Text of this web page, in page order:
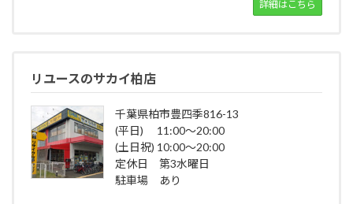
詳細はこちら
リユースのサカイ柏店
千葉県柏市豊四季816-13
(平日) 11:00～20:00
(土日祝) 10:00～20:00
定休日 第3水曜日
駐車場 あり